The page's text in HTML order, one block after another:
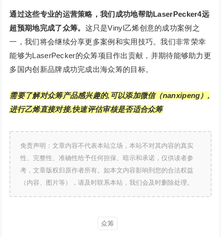
通过这些专业的运营策略，我们成功地帮助LaserPecker4远
超预期地完成了众筹。 这只是Vinyl乙烯创意的成功案例之
一，我们将会继续分享更多案例和实用技巧。我们非常荣幸
能够为LaserPecker的众筹项目作出贡献，并期待能够助力更
多国内创新品牌成功完成出海众筹的目标。
需要了解对众筹产品感兴趣的,可以添加微信（nanxipeng）,
进行乙烯直接对接,快速评估审核是否适合众筹
免责声明：文章内容不代表本站立场，本站不对其内容的真实
性、完整性、准确性给予任何担保、暗示和承诺，仅供读者参
考，文章版权归原作者所有。如本文内容影响到您的合法权益
（内容、图片等），请及时联系本站，我们会及时删除处理。
众筹